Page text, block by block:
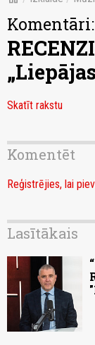
Komentāri:
Skatīt rakstu
Komentēt
Reģistrējies, lai
Lasītākais